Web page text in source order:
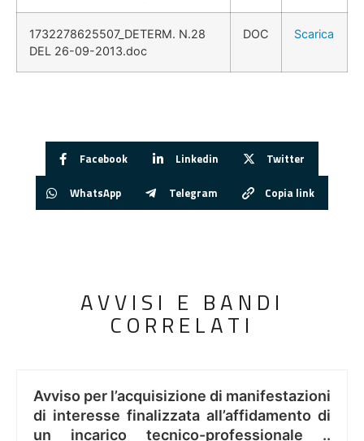
1732278625507_DETERM. N.28
DEL 26-09-2013.doc
DOC Scarica
Facebook Linkedin Twitter
WhatsApp Telegram Copia link
AVVISI E BANDI
CORRELATI
Avviso per l’acquisizione di manifestazioni
di interesse finalizzata all’affidamento di
un incarico tecnico-professionale ..